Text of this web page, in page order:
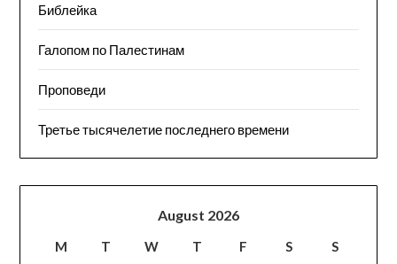
Библейка
Галопом по Палестинам
Проповеди
Третье тысячелетие последнего времени
August 2026
M T W T F S
S